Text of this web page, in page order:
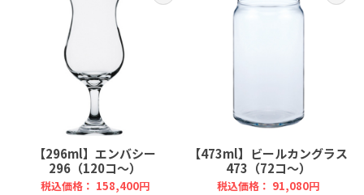
【296ml】エンバシー
296（120コ～）
税込価格： 158,400円
【473ml】ビールカングラス
473（72コ～）
税込価格： 91,080円